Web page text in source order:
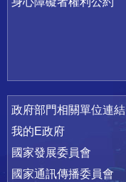
政府部門相關單位連結
我的E政府
國家發展委員會
國家通訊傳播委員會